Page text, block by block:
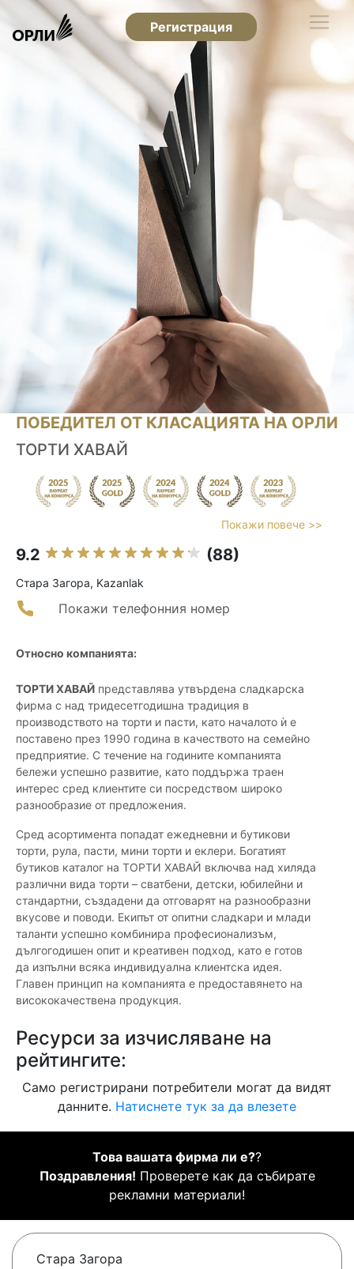
Регистрация
ПОБЕДИТЕЛ ОТ КЛАСАЦИЯТА НА ОРЛИ
ТОРТИ ХАВАЙ
Покажи повече >>
9.2 (88)
Стара Загора, Kazanlak
Покажи телефонния номер
Относно компанията:
ТОРТИ ХАВАЙ представлява утвърдена сладкарска
фирма с над тридесетгодишна традиция в
производството на торти и пасти, като началото ѝ е
поставено през 1990 година в качеството на семейно
предприятие. С течение на годините компанията
бележи успешно развитие, като поддържа траен
интерес сред клиентите си посредством широко
разнообразие от предложения.
Сред асортимента попадат ежедневни и бутикови
торти, рула, пасти, мини торти и еклери. Богатият
бутиков каталог на ТОРТИ ХАВАЙ включва над хиляда
различни вида торти – сватбени, детски, юбилейни и
стандартни, създадени да отговарят на разнообразни
вкусове и поводи. Екипът от опитни сладкари и млади
таланти успешно комбинира професионализъм,
дългогодишен опит и креативен подход, като е готов
да изпълни всяка индивидуална клиентска идея.
Главен принцип на компанията е предоставянето на
висококачествена продукция.
Ресурси за изчисляване на
рейтингите:
Само регистрирани потребители могат да видят
данните. Натиснете тук за да влезете
Това вашата фирма ли е??
Поздравления! Проверете как да събирате
рекламни материали!
Стара Загора